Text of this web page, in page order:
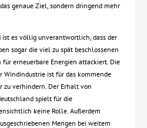
genaue Ziel, sondern dringend mehr
ist es völlig unverantwortlich, dass der
sogar die viel zu spät beschlossenen
für erneuerbare Energien attackiert. Die
Windindustrie ist für das kommende
zu verhindern. Der Erhalt von
spielt für die
keine Rolle. Außerdem
Mengen bei weitem